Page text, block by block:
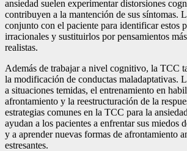
ansiedad suelen experimentar distorsiones
contribuyen a la mantención de sus síntomas.
conjunto con el paciente para identificar estos
irracionales y sustituirlos por pensamientos
realistas.
Además de trabajar a nivel cognitivo, la TCC
la modificación de conductas maladaptativas.
a situaciones temidas, el entrenamiento en
afrontamiento y la reestructuración de la
estrategias comunes en la TCC para la
ayudan a los pacientes a enfrentar sus miedos
y a aprender nuevas formas de afrontamiento
estresantes.